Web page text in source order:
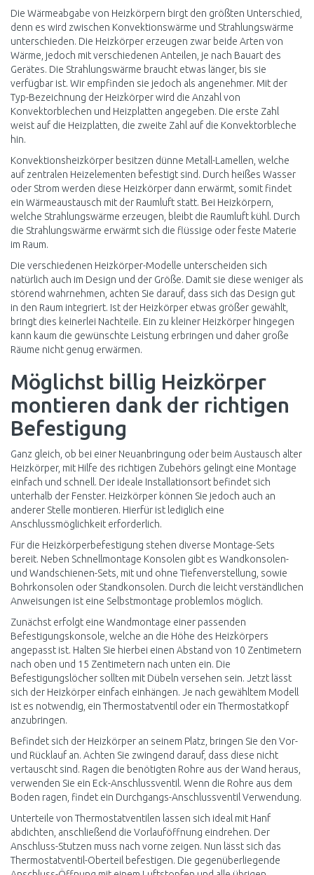
Die Wärmeabgabe von Heizkörpern birgt den größten Unterschied,
denn es wird zwischen Konvektionswärme und Strahlungswärme
unterschieden. Die Heizkörper erzeugen zwar beide Arten von
Wärme, jedoch mit verschiedenen Anteilen, je nach Bauart des
Gerätes. Die Strahlungswärme braucht etwas länger, bis sie
verfügbar ist. Wir empfinden sie jedoch als angenehmer. Mit der
Typ-Bezeichnung der Heizkörper wird die Anzahl von
Konvektorblechen und Heizplatten angegeben. Die erste Zahl
weist auf die Heizplatten, die zweite Zahl auf die Konvektorbleche
hin.
Konvektionsheizkörper besitzen dünne Metall-Lamellen, welche
auf zentralen Heizelementen befestigt sind. Durch heißes Wasser
oder Strom werden diese Heizkörper dann erwärmt, somit findet
ein Wärmeaustausch mit der Raumluft statt. Bei Heizkörpern,
welche Strahlungswärme erzeugen, bleibt die Raumluft kühl. Durch
die Strahlungswärme erwärmt sich die flüssige oder feste Materie
im Raum.
Die verschiedenen Heizkörper-Modelle unterscheiden sich
natürlich auch im Design und der Größe. Damit sie diese weniger als
störend wahrnehmen, achten Sie darauf, dass sich das Design gut
in den Raum integriert. Ist der Heizkörper etwas größer gewählt,
bringt dies keinerlei Nachteile. Ein zu kleiner Heizkörper hingegen
kann kaum die gewünschte Leistung erbringen und daher große
Räume nicht genug erwärmen.
Möglichst billig Heizkörper
montieren dank der richtigen
Befestigung
Ganz gleich, ob bei einer Neuanbringung oder beim Austausch alter
Heizkörper, mit Hilfe des richtigen Zubehörs gelingt eine Montage
einfach und schnell. Der ideale Installationsort befindet sich
unterhalb der Fenster. Heizkörper können Sie jedoch auch an
anderer Stelle montieren. Hierfür ist lediglich eine
Anschlussmöglichkeit erforderlich.
Für die Heizkörperbefestigung stehen diverse Montage-Sets
bereit. Neben Schnellmontage Konsolen gibt es Wandkonsolen-
und Wandschienen-Sets, mit und ohne Tiefenverstellung, sowie
Bohrkonsolen oder Standkonsolen. Durch die leicht verständlichen
Anweisungen ist eine Selbstmontage problemlos möglich.
Zunächst erfolgt eine Wandmontage einer passenden
Befestigungskonsole, welche an die Höhe des Heizkörpers
angepasst ist. Halten Sie hierbei einen Abstand von 10 Zentimetern
nach oben und 15 Zentimetern nach unten ein. Die
Befestigungslöcher sollten mit Dübeln versehen sein. Jetzt lässt
sich der Heizkörper einfach einhängen. Je nach gewähltem Modell
ist es notwendig, ein Thermostatventil oder ein Thermostatkopf
anzubringen.
Befindet sich der Heizkörper an seinem Platz, bringen Sie den Vor-
und Rücklauf an. Achten Sie zwingend darauf, dass diese nicht
vertauscht sind. Ragen die benötigten Rohre aus der Wand heraus,
verwenden Sie ein Eck-Anschlussventil. Wenn die Rohre aus dem
Boden ragen, findet ein Durchgangs-Anschlussventil Verwendung.
Unterteile von Thermostatventilen lassen sich ideal mit Hanf
abdichten, anschließend die Vorlauföffnung eindrehen. Der
Anschluss-Stutzen muss nach vorne zeigen. Nun lässt sich das
Thermostatventil-Oberteil befestigen. Die gegenüberliegende